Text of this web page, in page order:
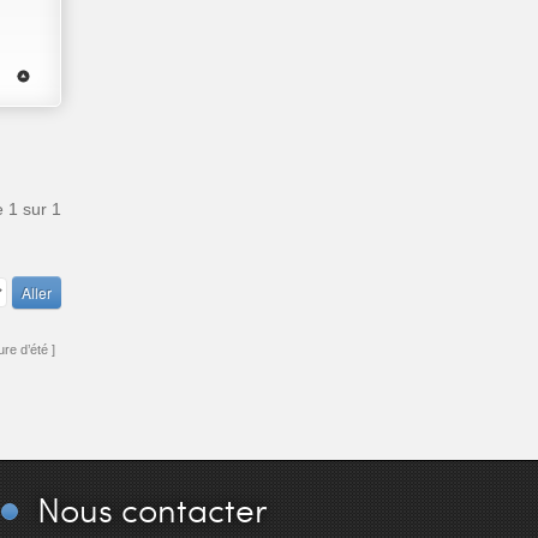
1 sur 1
d’été ]
Nous contacter